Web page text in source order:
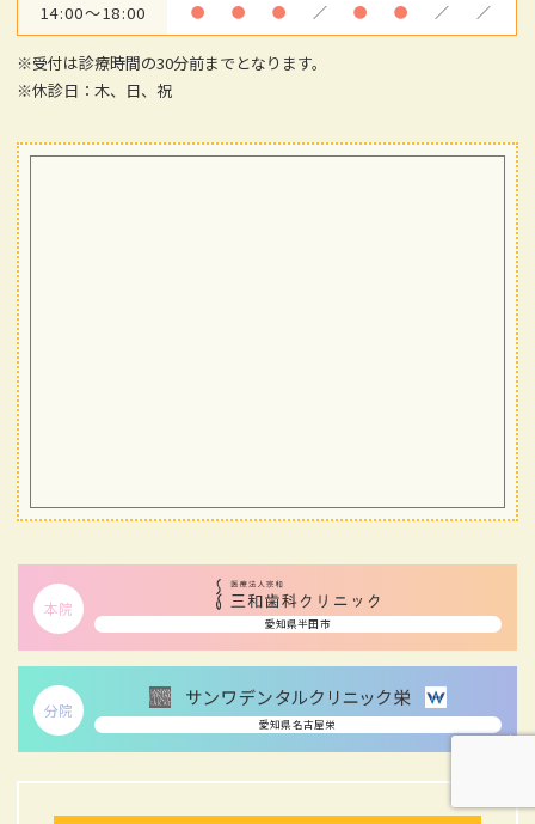
14:00～18:00 ● ● ● ／ ● ● ／ ／
※受付は診療時間の30分前までとなります。
※休診日：木、日、祝
本院
愛知県半田市
分院
愛知県名古屋栄